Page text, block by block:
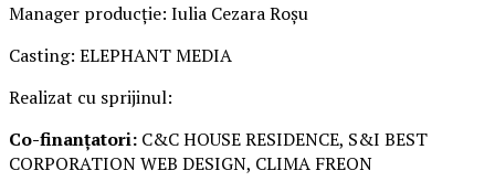
Manager producție: Iulia Cezara Roșu
Casting: ELEPHANT MEDIA
Realizat cu sprijinul:
Co-finanțatori: C&C HOUSE RESIDENCE, S&I BEST
CORPORATION WEB DESIGN, CLIMA FREON